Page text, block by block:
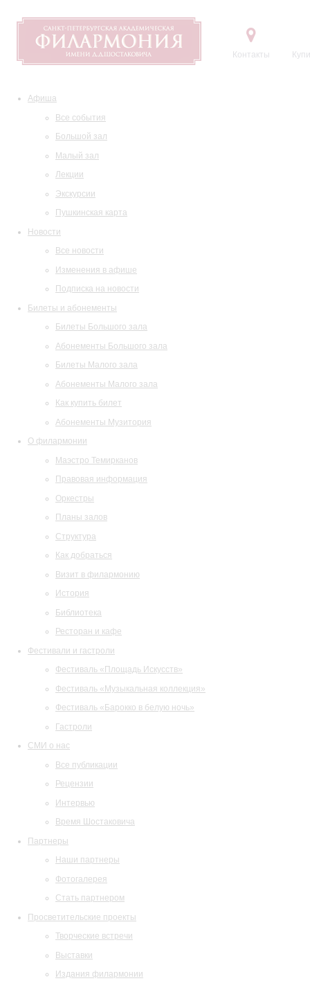
Контакты
Афиша
Все события
Большой зал
Малый зал
Лекции
Экскурсии
Пушкинская карта
Новости
Все новости
Изменения в афише
Подписка на новости
Билеты и абонементы
Билеты Большого зала
Абонементы Большого зала
Билеты Малого зала
Абонементы Малого зала
Как купить билет
Абонементы Музитория
О филармонии
Маэстро Темирканов
Правовая информация
Оркестры
Планы залов
Структура
Как добраться
Визит в филармонию
История
Библиотека
Ресторан и кафе
Фестивали и гастроли
Фестиваль «Площадь Искусств»
Фестиваль «Музыкальная коллекция»
Фестиваль «Барокко в белую ночь»
Гастроли
СМИ о нас
Все публикации
Рецензии
Интервью
Время Шостаковича
Партнеры
Наши партнеры
Фотогалерея
Стать партнером
Просветительские проекты
Творческие встречи
Выставки
Издания филармонии